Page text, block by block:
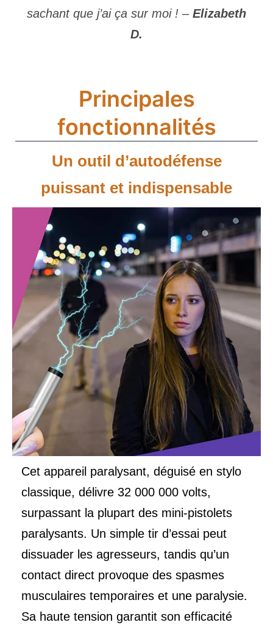
sachant que j’ai ça sur moi ! – Elizabeth
D.
Principales
fonctionnalités
Un outil d’autodéfense
puissant et indispensable
Cet appareil paralysant, déguisé en stylo
classique, délivre 32 000 000 volts,
surpassant la plupart des mini-pistolets
paralysants. Un simple tir d’essai peut
dissuader les agresseurs, tandis qu’un
contact direct provoque des spasmes
musculaires temporaires et une paralysie.
Sa haute tension garantit son efficacité